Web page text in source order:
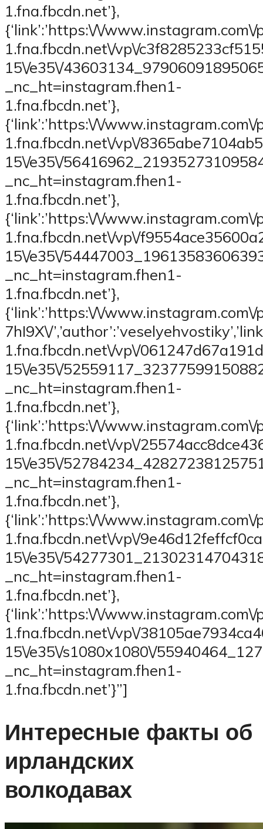
1.fna.fbcdn.net’},
{‘link’:’https:\/\/www.instagram.com\/
1.fna.fbcdn.net\/vp\/
15\/e35\/
_nc_ht=instagram.fhen1-
1.fna.fbcdn.net’},
{‘link’:’https:\/\/www.instagram.com\/
1.fna.fbcdn.net\/vp\/
15\/e35\/
_nc_ht=instagram.fhen1-
1.fna.fbcdn.net’},
{‘link’:’https:\/\/www.instagram.com\/
1.fna.fbcdn.net\/vp\/
15\/e35\/
_nc_ht=instagram.fhen1-
1.fna.fbcdn.net’},
{‘link’:’https:\/\/
7hI9X\/
1.fna.fbcdn.net\/vp\/
15\/e35\/
_nc_ht=instagram.fhen1-
1.fna.fbcdn.net’},
{‘link’:’https:\/\/www.instagram.com\/
1.fna.fbcdn.net\/vp\/
15\/e35\/
_nc_ht=instagram.fhen1-
1.fna.fbcdn.net’},
{‘link’:’https:\/\/www.instagram.com\/
1.fna.fbcdn.net\/vp\/
15\/e35\/
_nc_ht=instagram.fhen1-
1.fna.fbcdn.net’},
{‘link’:’https:\/\/
1.fna.fbcdn.net\/vp\/
15\/e35\/s1080x1080\/
_nc_ht=instagram.fhen1-
1.fna.fbcdn.net’}”]
Интересные факты об
ирландских
волкодавах